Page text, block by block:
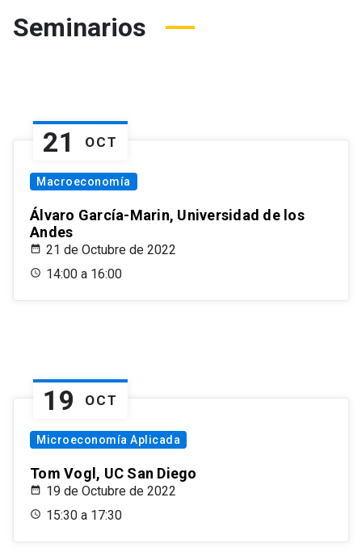
Seminarios
21 OCT
Macroeconomía
Álvaro García-Marin, Universidad de los
Andes
21 de Octubre de 2022
14:00 a 16:00
19 OCT
Microeconomía Aplicada
Tom Vogl, UC San Diego
19 de Octubre de 2022
15:30 a 17:30